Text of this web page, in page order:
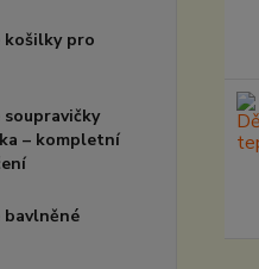
košilky pro
soupravičky
– kompletní
bavlněné